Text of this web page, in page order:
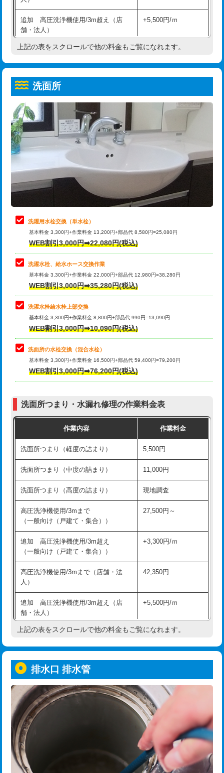
コンクリート斫り（厚さ10㎝超え）
モルタル補修（厚さ10㎝まで） 27,500円
モルタル補修（厚さ10㎝超え） 38,500円
洗面台設置 38,500円
追加人工
廃棄・処分 現場見積
※給水管工事は20mmまでの価格です。
給水管工事※（ホール加工)
給水管工事※（バンド止め) 3,300円
給水管工事※（支持金具設置) 5,500円
給水管工事※（保温材使用（バンド止
め込み）)
5,500円
給水管工事※（土の掘削・埋め戻し作
業)
11,000円
給水管工事※（塩ビ管（VP・HI）使
用/3ｍまで)
33,000円
給水管工事※（塩ビ管（VP・HI）使
用（追加）/3ｍ超え)
給水管工事※（ライニング鋼管・銅
管・ポリ管・HT管使用/3ｍまで)
44,000円
給水管工事※（ライニング鋼管・銅
管・ポリ管・HT管使用/3ｍ超え)
排水管工事（土の掘削・埋め戻し作
業）
排水管工事（排水管工事/3ｍまで） 55,000円
排水管工事（追加 排水管工事/3ｍ超
え）
マス交換（土の掘削・埋め戻し作業）
マス交換（深さ50㎝未満）
マス交換（深さ50㎝以上）
モルタル補修（厚さ10㎝まで） 27,500円
モルタル補修（厚さ10㎝超え） 38,500円
洗面台設置 38,500円
バスタブ設置 現場見積
追加人工 16,500円
廃棄・処分 現場見積
※給水管工事は20mmまでの価格です。
追加 高圧洗浄機使用/3m超え（店
舗・法人）
+5,500円/ｍ
高度高圧洗浄換 現地調査
トーラー機使用/3mまで
追加トーラー機使用/3m超え +3,300円
カメラ調査 33,000円
桝清掃
止水・漏水調査・防水処理・清掃・修
理・調整・分解・加工など（軽作業）
11,000円
止水・漏水調査・防水処理・清掃・修
理・調整・分解・加工など（中作業）
22,000円
止水・漏水調査・防水処理・清掃・修
理・調整・分解・加工など（重作業）
33,000円
キッチンタンク脱着
その他部品の脱着
交換・取付（タンク）
交換・取付(単水栓（壁付・デッキ
式）)
交換・取付(混合水栓（壁付・デッキ
式・ワンホール）)
16,500円+材料費
（P/S/ポップアップ））
交換・取付（その他部品） 11,000円+材料費
持込商品取付（単水栓） 13,200円
持込商品取付（混合水栓） 16,500円
持込商品取付（浄水器・分岐水栓） 16,500円
給水管工事※（ホール加工) 16,500円
給水管工事※（バンド止め)
給水管工事※（支持金具設置) 5,500円
給水管工事※（保温材使用（バンド止
め込み）)
5,500円
給水管工事※（土の掘削・埋め戻し作
業)
11,000円
給水管工事※（塩ビ管（VP・HI）使
用/3ｍまで)
用（追加）/3ｍ超え)
給水管工事※（ライニング鋼管・銅
管・ポリ管・HT管使用/3ｍまで)
44,000円
給水管工事※（ライニング鋼管・銅
管・ポリ管・HT管使用/3ｍ超え)
+8,800円
排水管工事（土の掘削・埋め戻し作
業）
11,000円~
上記の表をスクロールで他の料金もご覧になれます。
洗面所
洗濯用水栓交換（単水栓）
基本料金 3,300円+作業料金 13,200円+部品代 8,580円=25,080円
WEB割引3,000円➡22,080円(税込)
洗濯水栓、給水ホース交換作業
基本料金 3,300円+作業料金 22,000円+部品代 12,980円=38,280円
WEB割引3,000円➡35,280円(税込)
洗濯水栓給水栓上部交換
基本料金 3,300円+作業料金 8,800円+部品代 990円=13,090円
WEB割引3,000円➡10,090円(税込)
洗面所の水栓交換（混合水栓）
基本料金 3,300円+作業料金 16,500円+部品代 59,400円=79,200円
WEB割引3,000円➡76,200円(税込)
洗面所つまり・水漏れ修理の作業料金表
作業内容 作業料金
洗面所つまり（軽度の詰まり） 5,500円
洗面所つまり（中度の詰まり） 11,000円
洗面所つまり（高度の詰まり） 現地調査
高圧洗浄機使用/3mまで
（一般向け（戸建て・集合））
27,500円～
追加 高圧洗浄機使用/3m超え
（一般向け（戸建て・集合））
+3,300円/ｍ
高圧洗浄機使用/3mまで（店舗・法
人）
42,350円
追加 高圧洗浄機使用/3m超え（店
舗・法人）
+5,500円/ｍ
高度高圧洗浄換 現地調査
トーラー機使用/3mまで
追加トーラー機使用/3m超え +3,300円
カメラ調査 33,000円
桝清掃 8,800円
止水・漏水調査・防水処理・清掃・修
理・調整・分解・加工など（軽作業）
11,000円
上記の表をスクロールで他の料金もご覧になれます。
排水口 排水管